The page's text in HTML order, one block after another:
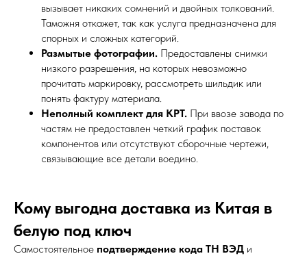
вызывает никаких сомнений и двойных толкований.
Таможня откажет, так как услуга предназначена для
спорных и сложных категорий.
Размытые фотографии. Предоставлены снимки
низкого разрешения, на которых невозможно
прочитать маркировку, рассмотреть шильдик или
понять фактуру материала.
Неполный комплект для КРТ. При ввозе завода по
частям не предоставлен четкий график поставок
компонентов или отсутствуют сборочные чертежи,
связывающие все детали воедино.
Кому выгодна доставка из Китая в
белую под ключ
Самостоятельное подтверждение кода ТН ВЭД и